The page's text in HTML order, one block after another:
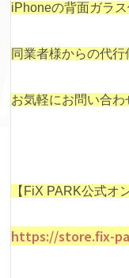
iPhoneの背面ガラス
同業者様からの代
お気軽にお問い合わ
【FiX PARK公式オ
https://store.fix-